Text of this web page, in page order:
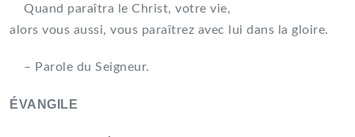
Quand paraîtra le Christ, votre vie,
alors vous aussi, vous paraîtrez avec lui dans la gloire.
– Parole du Seigneur.
ÉVANGILE